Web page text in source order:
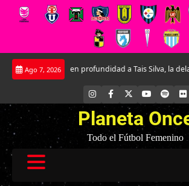
Saltar
Ago 7, 2026
Conociendo en profundidad a Tais Silva, la delantera
INSTAGRAM
FACEBOOK YOUTUBE
Planeta
Todo el Fútbol Femenino